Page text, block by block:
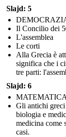
Slajd: 5
Il Concilio dei
L'assemblea
Le corti
Alla Grecia è
significa che i
tre parti:
Slajd: 6
Gli antichi greci
biologia e
medicina come
casi.